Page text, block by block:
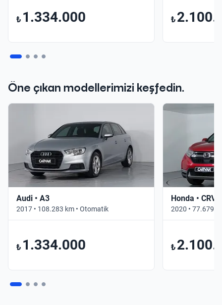
₺ 1.334.000 ₺
Öne çıkan modellerimizi keşfedin.
Audi • A3
2017 • 108.283 km • Otomatik
₺ 1.334.000
Honda • CRV
2020 • 77.679
₺